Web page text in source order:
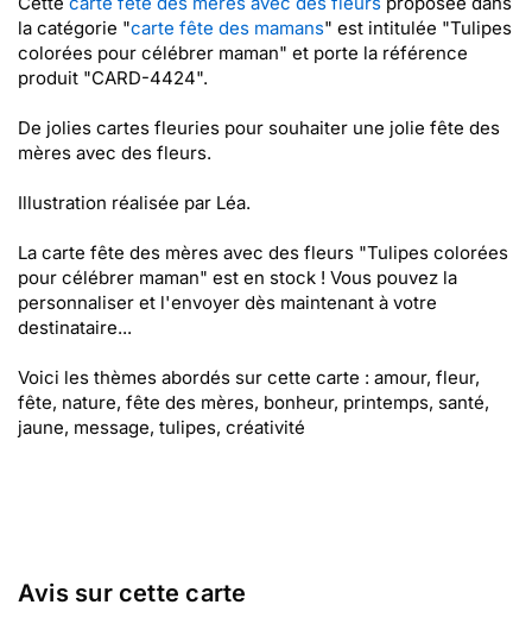
la catégorie "carte fête des mamans" est intitulée "Tulipes
colorées pour célébrer maman" et porte la référence
produit "CARD-4424".
De jolies cartes fleuries pour souhaiter une jolie fête des
mères avec des fleurs.
Illustration réalisée par Léa.
La carte fête des mères avec des fleurs "Tulipes colorées
pour célébrer maman" est en stock ! Vous pouvez la
personnaliser et l'envoyer dès maintenant à votre
destinataire...
Voici les thèmes abordés sur cette carte : amour, fleur,
fête, nature, fête des mères, bonheur, printemps, santé,
jaune, message, tulipes, créativité
Avis sur cette carte